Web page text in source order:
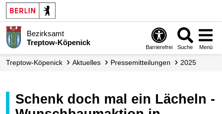
Bezirksamt
Treptow-Köpenick
Barrierefrei Suche Menü
Treptow-Köpenick Aktuelles Presse­mitteilungen 2025
Schenk doch mal ein Lächeln -